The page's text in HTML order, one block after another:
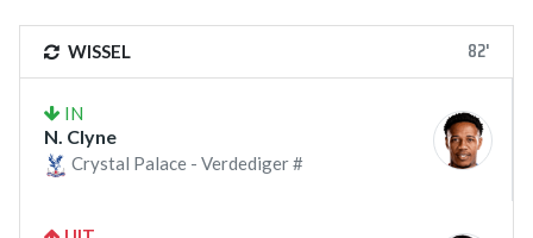
WISSEL 82'
IN
N. Clyne
Crystal Palace - Verdediger #